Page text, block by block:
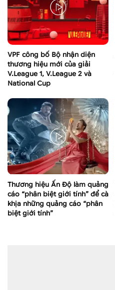
VPF công bố Bộ nhận diện
thương hiệu mới của giải
V.League 1, V.League 2 và
National Cup
Thương hiệu Ấn Độ làm quảng
cáo “phân biệt giới tính” để cà
khịa những quảng cáo “phân
biệt giới tính”